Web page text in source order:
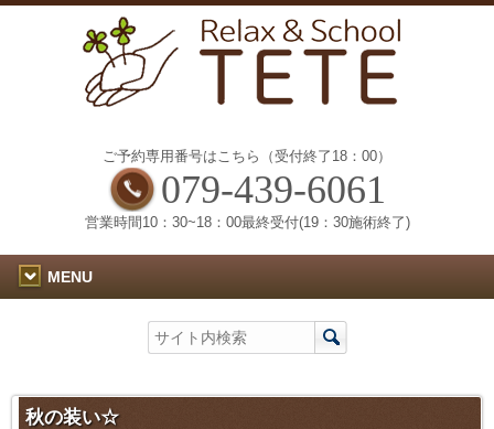
ご予約専用番号はこちら（受付終了18：00）
079-439-6061
営業時間10：30~18：00最終受付(19：30施術終了)
MENU
秋の装い☆